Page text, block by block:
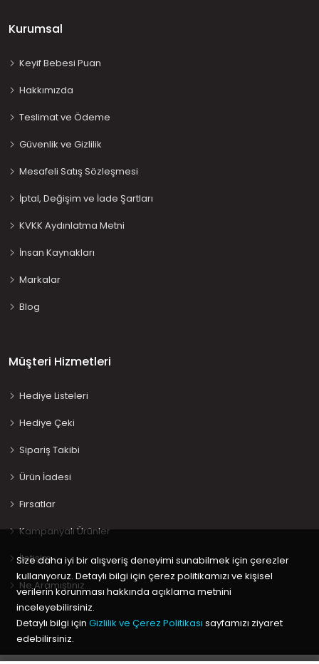
Kurumsal
Keyif Bebesi Puan
Hakkımızda
Teslimat ve Ödeme
Güvenlik ve Gizlilik
Mesafeli Satış Sözleşmesi
İptal, Değişim ve İade Şartları
KVKK Aydınlatma Metni
İnsan Kaynakları
Markalar
Blog
Müşteri Hizmetleri
Hediye Listeleri
Hediye Çeki
Sipariş Takibi
Ürün İadesi
Fırsatlar
Kampanyalı Ürünler
İletişim
Ne Aramıştınız…
Size daha iyi bir alışveriş deneyimi sunabilmek için çerezler
kullanıyoruz. Detaylı bilgi için çerez politikamızı ve kişisel
verilerin korunması hakkında açıklama metnini
inceleyebilirsiniz.
Detaylı bilgi için Gizlilik ve Çerez Politikası sayfamızı ziyaret
edebilirsiniz.